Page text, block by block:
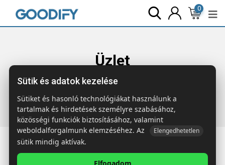
0
Üzlet
Főoldal Termékek Újdonságok
50 ml
Sütik és adatok kezelése
Sütiket és hasonló technológiákat használunk a
tartalmak és hirdetések személyre szabásához,
közösségi funkciók biztosításához, valamint
weboldalforgalmunk elemzéséhez. Az
Elengedhetetlen
sütik mindig aktívak.